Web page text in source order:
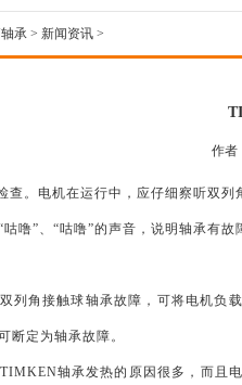
承 > 新闻资讯 >
作者
查。电机在运行中，应仔细察听双
噜”、“咕噜”的声音，说明轴承有故
列角接触球轴承故障，可将电机负
断定为轴承故障。
轴承发热的原因很多，而且